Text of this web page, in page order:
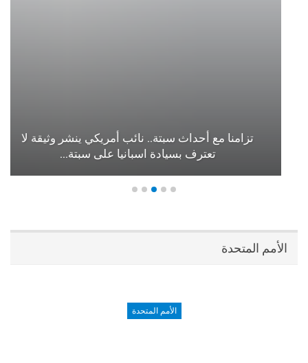
تزامنا مع أحداث سبتة.. نائب أمريكي ينشر وثيقة لا
تعترف بسيادة اسبانيا على سبتة…
الأمم المتحدة
الأمم المتحدة